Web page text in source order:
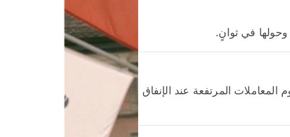
في ثوانٍ.
المرتفعة عند الإنفاق